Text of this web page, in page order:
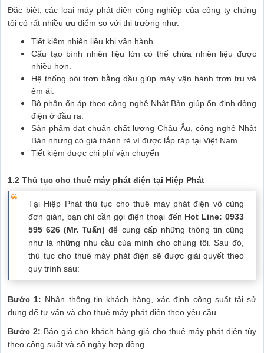
Đặc biệt, các loại máy phát điện công nghiệp của công ty chúng
tôi có rất nhiều ưu điểm so với thị trường như:
Tiết kiệm nhiên liệu khi vận hành.
Cấu tạo bình nhiên liệu lớn có thể chứa nhiên liệu được
nhiều hơn.
Hệ thống bôi trơn bằng dầu giúp máy vận hành trơn tru và
êm ái.
Bộ phận ổn áp theo công nghệ Nhật Bản giúp ổn định dòng
điện ở đầu ra.
Sản phẩm đạt chuẩn chất lượng Châu Âu, công nghệ Nhật
Bản nhưng có giá thành rẻ vì được lắp ráp tại Việt Nam.
Tiết kiệm được chi phí vận chuyển
1.2 Thủ tục cho thuê máy phát điện tại Hiệp Phát
Tại Hiệp Phát thủ tục cho thuê máy phát điện vô cùng
đơn giản, bạn chỉ cần gọi điện thoại đến Hot Line: 0933
595 626 (Mr. Tuấn) để cung cấp những thông tin cũng
như là những nhu cầu của mình cho chúng tôi. Sau đó,
thủ tục cho thuê máy phát điện sẽ được giải quyết theo
quy trình sau:
Bước 1: Nhận thông tin khách hàng, xác định công suất tải sử
dụng để tư vấn và cho thuê máy phát điện theo yêu cầu.
Bước 2: Báo giá cho khách hàng giá cho thuê máy phát điện tùy
theo công suất và số ngày hợp đồng.